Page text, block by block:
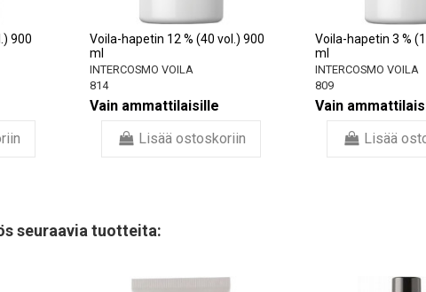
900
Voila-hapetin 12 % (40 vol.) 900
ml
INTERCOSMO VOILA
814
Vain ammattilaisille
Lisää ostoskoriin
Voila-hapetin 3 %
ml
INTERCOSMO VOILA
809
Vain
Lisää
seuraavia tuotteita: